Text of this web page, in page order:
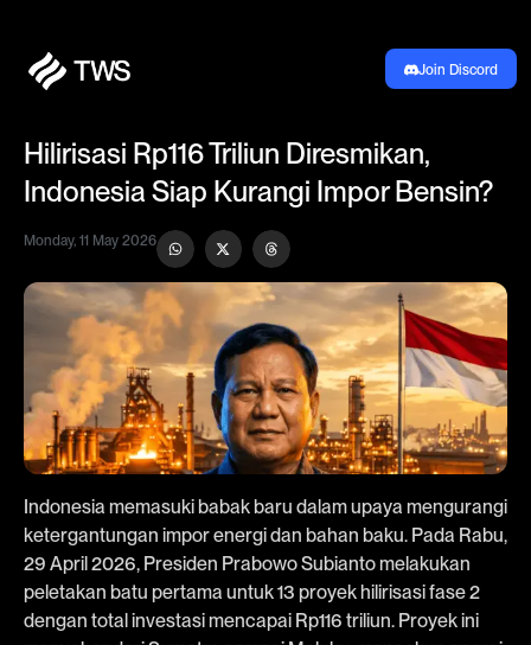
Join Discord
Hilirisasi Rp116 Triliun Diresmikan,
Indonesia Siap Kurangi Impor Bensin?
Monday, 11 May 2026
Indonesia memasuki babak baru dalam upaya mengurangi
ketergantungan impor energi dan bahan baku. Pada Rabu,
29 April 2026, Presiden Prabowo Subianto melakukan
peletakan batu pertama untuk 13 proyek hilirisasi fase 2
dengan total investasi mencapai Rp116 triliun. Proyek ini